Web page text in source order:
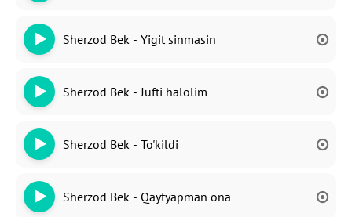
Sherzod Bek - Yigit sinmasin
Sherzod Bek - Jufti halolim
Sherzod Bek - To'kildi
Sherzod Bek - Qaytyapman ona